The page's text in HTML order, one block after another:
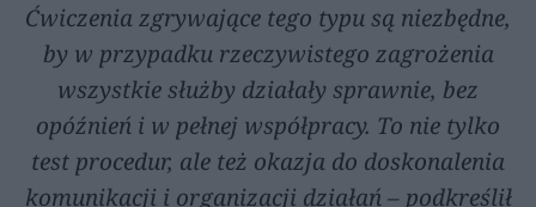
Ćwiczenia zgrywające tego typu są niezbędne,
by w przypadku rzeczywistego zagrożenia
wszystkie służby działały sprawnie, bez
opóźnień i w pełnej współpracy. To nie tylko
test procedur, ale też okazja do doskonalenia
komunikacji i organizacji działań – podkreślił